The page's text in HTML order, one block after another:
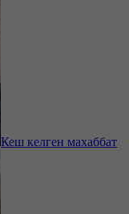
Кеш келген махаббат